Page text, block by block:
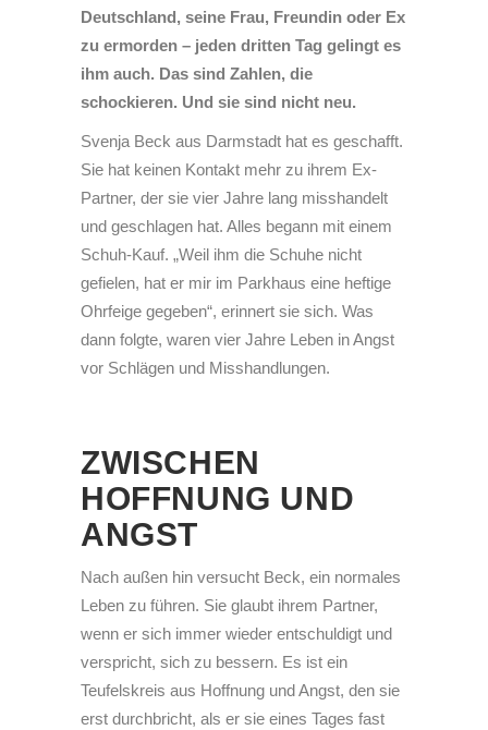
Deutschland, seine Frau, Freundin oder Ex
zu ermorden – jeden dritten Tag gelingt es
ihm auch. Das sind Zahlen, die
schockieren. Und sie sind nicht neu.
Svenja Beck aus Darmstadt hat es geschafft.
Sie hat keinen Kontakt mehr zu ihrem Ex-
Partner, der sie vier Jahre lang misshandelt
und geschlagen hat. Alles begann mit einem
Schuh-Kauf. „Weil ihm die Schuhe nicht
gefielen, hat er mir im Parkhaus eine heftige
Ohrfeige gegeben“, erinnert sie sich. Was
dann folgte, waren vier Jahre Leben in Angst
vor Schlägen und Misshandlungen.
ZWISCHEN
HOFFNUNG UND
ANGST
Nach außen hin versucht Beck, ein normales
Leben zu führen. Sie glaubt ihrem Partner,
wenn er sich immer wieder entschuldigt und
verspricht, sich zu bessern. Es ist ein
Teufelskreis aus Hoffnung und Angst, den sie
erst durchbricht, als er sie eines Tages fast